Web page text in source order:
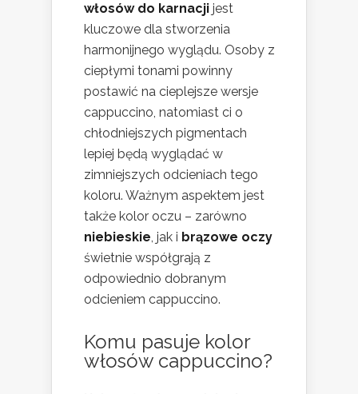
włosów do karnacji jest
kluczowe dla stworzenia
harmonijnego wyglądu. Osoby z
ciepłymi tonami powinny
postawić na cieplejsze wersje
cappuccino, natomiast ci o
chłodniejszych pigmentach
lepiej będą wyglądać w
zimniejszych odcieniach tego
koloru. Ważnym aspektem jest
także kolor oczu – zarówno
niebieskie, jak i brązowe oczy
świetnie współgrają z
odpowiednio dobranym
odcieniem cappuccino.
Komu pasuje kolor
włosów cappuccino?